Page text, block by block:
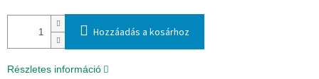
Hozzáadás a kosárhoz
Részletes információ